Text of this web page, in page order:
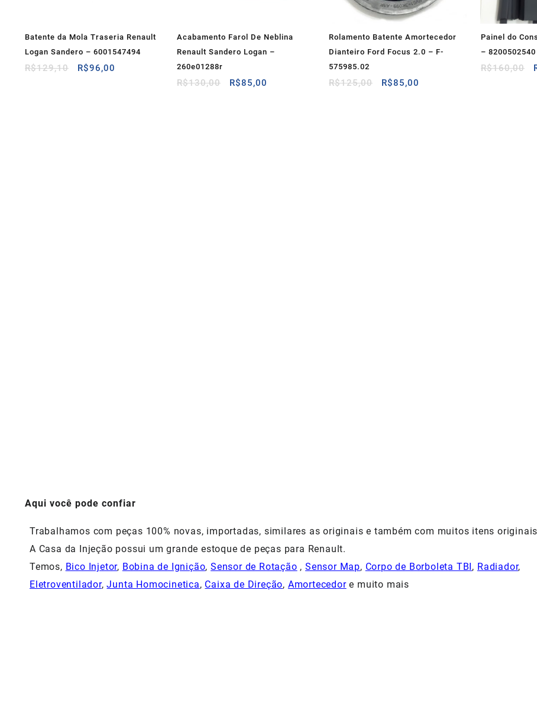
Batente da Mola Traseria Renault
Logan Sandero – 6001547494
R$129,10
O
R$96,00
Acabamento Farol De Neblina
Renault Sandero Logan –
260e01288r
R$130,00
O
R$85,00
Rolamento Batente Amortecedor
Dianteiro Ford Focus 2.0 – F-
575985.02
R$125,00
O
R$85,00
Painel do
– 8200502540
R$160,00
Aqui você pode confiar
Trabalhamos com peças 100% novas, importadas, similares as originais e também com muitos itens
A Casa da Injeção possui um grande estoque de peças para Renault.
Temos, Bico Injetor, Bobina de Ignição,Sensor de Rotação ,Sensor Map, Corpo de Borboleta TBI, Radiador,
Eletroventilador,Junta Homocinetica, Caixa de Direção, Amortecedore muito mais